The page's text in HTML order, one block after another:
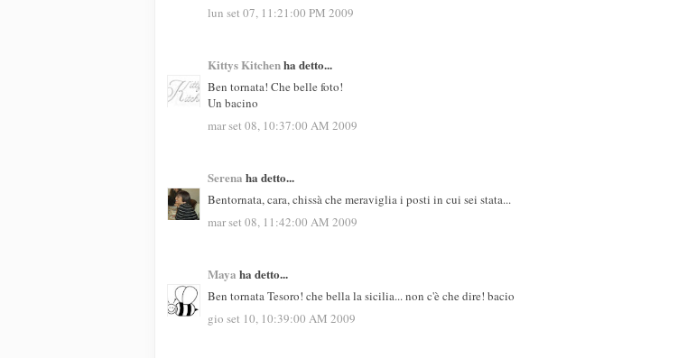
lun set 07, 11:21:00 PM 2009
Kittys Kitchenha detto...
Ben tornata! Che belle foto!
Un bacino
mar set 08, 10:37:00 AM 2009
Serena ha detto...
Bentornata, cara, chissà che meraviglia i posti in cui sei stata...
mar set 08, 11:42:00 AM 2009
Maya ha detto...
Ben tornata Tesoro! che bella la sicilia... non c'è che dire! bacio
gio set 10, 10:39:00 AM 2009